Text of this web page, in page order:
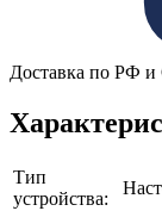
Доставка по РФ
Тип
устройства: